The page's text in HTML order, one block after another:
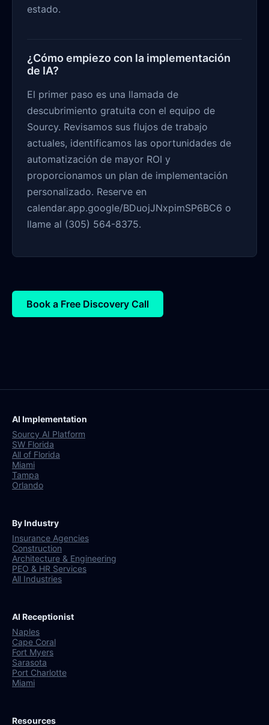
estado.
¿Cómo empiezo con la implementación
de IA?
El primer paso es una llamada de
descubrimiento gratuita con el equipo de
Sourcy. Revisamos sus flujos de trabajo
actuales, identificamos las oportunidades de
automatización de mayor ROI y
proporcionamos un plan de implementación
personalizado. Reserve en
calendar.app.google/BDuojJNxpimSP6BC6 o
llame al (305) 564-8375.
Book a Free Discovery Call
AI Implementation
Sourcy AI Platform
SW Florida
All of Florida
Miami
Tampa
Orlando
By Industry
Insurance Agencies
Construction
Architecture & Engineering
PEO & HR Services
All Industries
AI Receptionist
Naples
Cape Coral
Fort Myers
Sarasota
Port Charlotte
Miami
Resources